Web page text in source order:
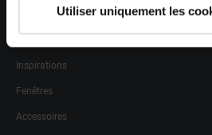
Utiliser uniquement les
Particuliers
Inspirations
Fenêtres
Accessoires